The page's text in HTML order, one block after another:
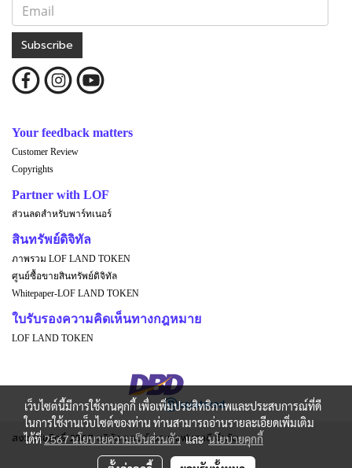
Subscribe
Your feedback matters
Customer Review
Copyrights
Partner with LOF
ส่วนลดสำหรับพาร์ทเนอร์
สินทรัพย์ดิจิทัล
ภาพรวม LOF LAND TOKEN
ศูนย์ซื้อขายสินทรัพย์ดิจิทัล
Whitepaper-LOF LAND TOKEN
ใบรับรองความคิดเห็นทางกฎหมาย
LOF LAND TOKEN
สงวนลิขสิทธิ์ 2567 บริษัท แลนด์ ออฟ แฟนตาซี จำกัด
เว็บไซต์นี้มีการใช้งานคุกกี้ เพื่อเพิ่มประสิทธิภาพและประสบการณ์ที่ดี
ในการใช้งานเว็บไซต์ของท่าน ท่านสามารถอ่านรายละเอียดเพิ่มเติม
ได้ที่2567 นโยบายความเป็นส่วนตัวและนโยบายคุกกี้